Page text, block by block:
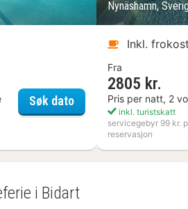
Søk datoKosta Boda Art Hotel
Nynäshamn,
Inkl.
Fra
2805 kr.
Pris per natt, 2
inkl. turistskatt
servicegebyr 99 kr.
reservasjon
i Bidart